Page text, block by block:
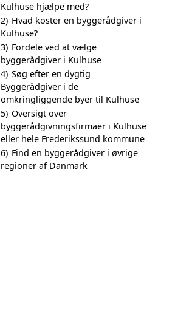
Kulhuse hjælpe med?
2) Hvad koster en byggerådgiver i
Kulhuse?
3) Fordele ved at vælge
byggerådgiver i Kulhuse
4) Søg efter en dygtig
Byggerådgiver i de
omkringliggende byer til Kulhuse
5) Oversigt over
byggerådgivningsfirmaer i Kulhuse
eller hele Frederikssund kommune
6) Find en byggerådgiver i øvrige
regioner af Danmark